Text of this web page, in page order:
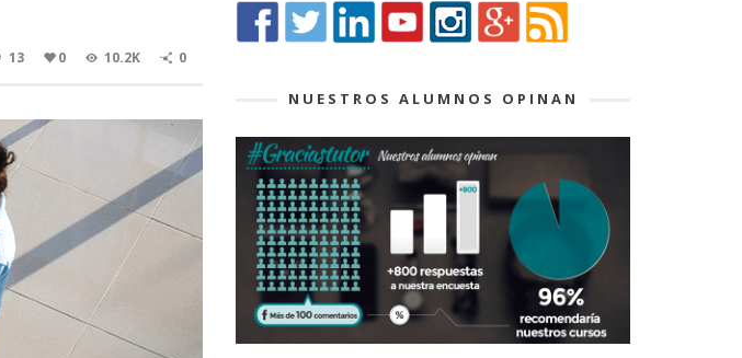
13 0 10.2K 0
NUESTROS ALUMNOS OPINAN